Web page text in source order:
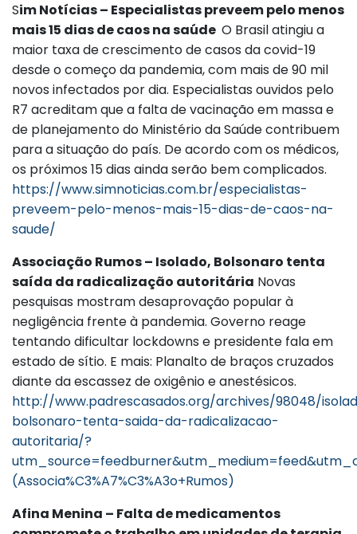
Sim Notícias – Especialistas preveem pelo menos
mais 15 dias de caos na saúde O Brasil atingiu a
maior taxa de crescimento de casos da covid-19
desde o começo da pandemia, com mais de 90 mil
novos infectados por dia. Especialistas ouvidos pelo
R7 acreditam que a falta de vacinação em massa e
de planejamento do Ministério da Saúde contribuem
para a situação do país. De acordo com os médicos,
os próximos 15 dias ainda serão bem complicados.
https://www.simnoticias.com.br/especialistas-
preveem-pelo-menos-mais-15-dias-de-caos-na-
saude/
Associação Rumos – Isolado, Bolsonaro tenta
saída da radicalização autoritária Novas
pesquisas mostram desaprovação popular à
negligência frente à pandemia. Governo reage
tentando dificultar lockdowns e presidente fala em
estado de sítio. E mais: Planalto de braços cruzados
diante da escassez de oxigênio e anestésicos.
http://www.padrescasados.org/archives/98048/
bolsonaro-tenta-saida-da-radicalizacao-
autoritaria/?
(Associa%C3%A7%C3%A3o+Rumos)
Afina Menina – Falta de medicamentos